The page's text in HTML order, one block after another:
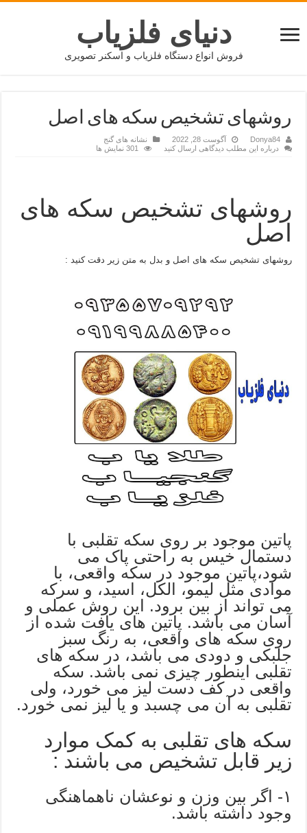
دنیای فلزیاب
فروش انواع دستگاه فلزیاب و اسکنر تصویری
روشهای تشخیص سکه های اصل
Donya84 آگوست 28, 2022
نشانه های گنج
درباره این مطلب دیدگاهی ارسال کنید
301 نمایش ها
روشهای تشخیص سکه های
اصل
روشهای تشخیص سکه های اصل و بدل به متن زیر دقت کنید :
پاتین موجود بر روی سکه تقلبی با
دستمال خیس به راحتی پاک می
شود،پاتین موجود در سکه واقعی، با
موادی مثل لیمو، الکل، اسید، و سرکه
می تواند از بین برود. این روش عملی و
آسان می باشد. پاتین های یافت شده از
روی سکه های واقعی، به رنگ سبز
جلبکی و دودی می باشد، در سکه های
تقلبی اینطور چیزی نمی باشد. سکه
واقعی در کف دست لیز می خورد، ولی
تقلبی به آن می چسبد و یا لیز نمی خورد.
سکه های تقلبی به کمک موارد
زیر قابل تشخیص می باشند :
۱- اگر بین وزن و نوعشان ناهماهنگی
وجود داشته باشد.